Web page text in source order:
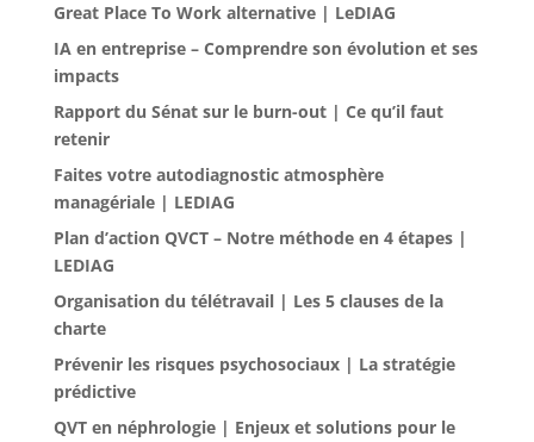
Great Place To Work alternative | LeDIAG
IA en entreprise – Comprendre son évolution et ses
impacts
Rapport du Sénat sur le burn-out | Ce qu’il faut
retenir
Faites votre autodiagnostic atmosphère
managériale | LEDIAG
Plan d’action QVCT – Notre méthode en 4 étapes |
LEDIAG
Organisation du télétravail | Les 5 clauses de la
charte
Prévenir les risques psychosociaux | La stratégie
prédictive
QVT en néphrologie | Enjeux et solutions pour le